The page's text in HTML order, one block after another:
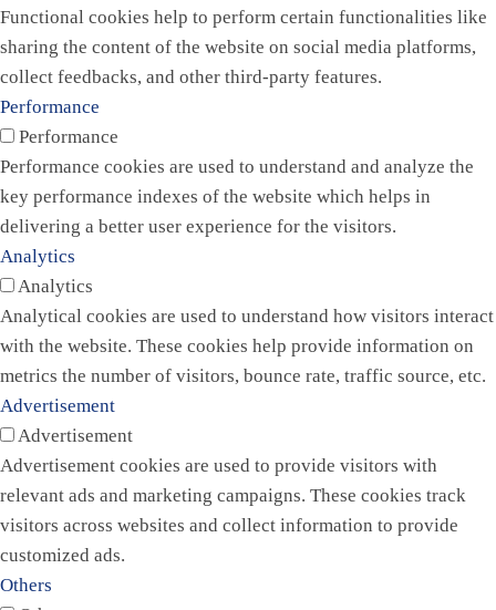
Functional cookies help to perform certain functionalities like
sharing the content of the website on social media platforms,
collect feedbacks, and other third-party features.
Performance
Performance
Performance cookies are used to understand and analyze the
key performance indexes of the website which helps in
delivering a better user experience for the visitors.
Analytics
Analytics
Analytical cookies are used to understand how visitors interact
with the website. These cookies help provide information on
metrics the number of visitors, bounce rate, traffic source, etc.
Advertisement
Advertisement
Advertisement cookies are used to provide visitors with
relevant ads and marketing campaigns. These cookies track
visitors across websites and collect information to provide
customized ads.
Others